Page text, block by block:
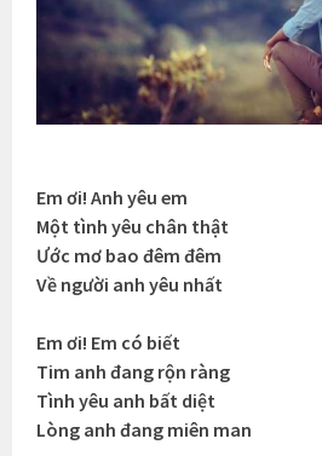
Em ơi! Anh yêu em
Một tình yêu chân thật
Ước mơ bao đêm đêm
Về người anh yêu nhất
Em ơi! Em có biết
Tim anh đang rộn ràng
Tình yêu anh bất diệt
Lòng anh đang miên man